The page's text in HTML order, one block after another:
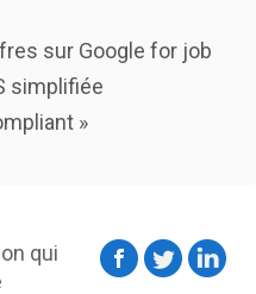
sur Google for job
simplifiée
»
qui